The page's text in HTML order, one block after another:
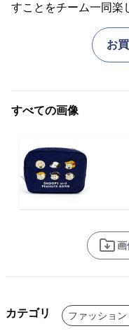
すことをチーム一同楽
お
すべての画像
画
カテゴリ ファッション